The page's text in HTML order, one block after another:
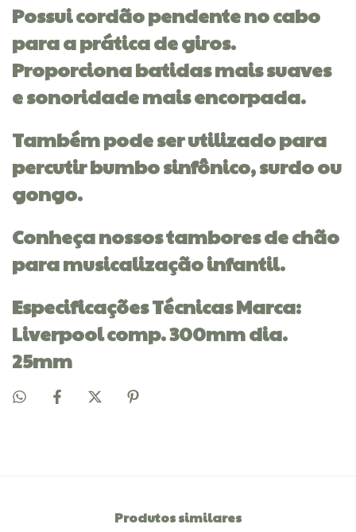
Possui cordão pendente no cabo
para a prática de giros.
Proporciona batidas mais suaves
e sonoridade mais encorpada.
Também pode ser utilizado para
percutir bumbo sinfônico, surdo ou
gongo.
Conheça nossos tambores de chão
para musicalização infantil.
Especificações Técnicas Marca:
Liverpool comp. 300mm dia.
25mm
Produtos similares